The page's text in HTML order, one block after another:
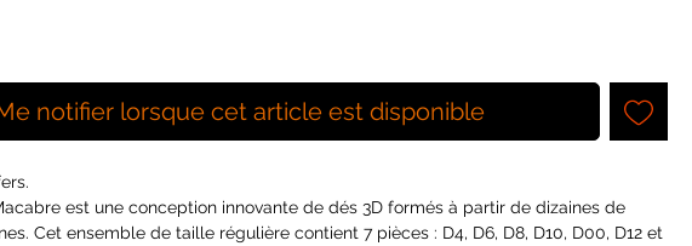
notifier lorsque cet article est disponible
est une conception innovante de dés 3D formés à partir de dizaines de
Cet ensemble de taille régulière contient 7 pièces : D4, D6, D8, D10, D00, D12 et